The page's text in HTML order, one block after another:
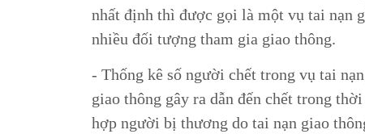
nhất định thì được gọi là một vụ tai nạn
nhiều đối tượng tham gia giao thông.
- Thống kê số người chết trong vụ tai
giao thông gây ra dẫn đến chết trong
hợp người bị thương do tai nạn giao